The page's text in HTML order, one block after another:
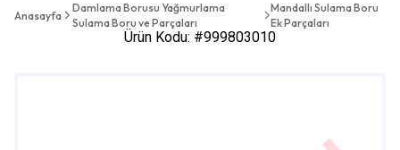
Anasayfa
Damlama Borusu Yağmurlama
Sulama Boru ve Parçaları
Mandallı Sulama Boru
Ek Parçaları
Ürün Kodu: #999803010